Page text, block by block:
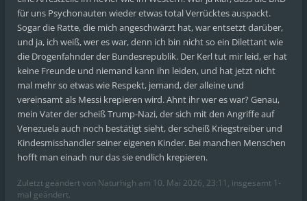
für uns Psychonauten wieder etwas total Verrücktes auspackt.
Sogar die Ratte, die mich angeschwärzt hat, war entsetzt darüber,
und ja, ich weiß, wer es war, denn ich bin nicht so ein Dilettant wie
die Drogenfahnder der Bundesrepublik. Der Kerl tut mir leid, er hat
keine Freunde und niemand kann ihn leiden, und hat jetzt nicht
mal mehr so etwas wie Respekt, jemand, der alleine und
vereinsamt als Messi krepieren wird. Ahnt ihr wer es war? Genau,
mein Vater der scheiß Trump-Nazi, der sich mit den Angriffe auf
Venezuela auch noch bestätigt sieht, der scheiß Kriegstreiber und
Kindesmisshandler seiner eigenen Kinder. Bei manchen Menschen
hofft man einach nur das sie endlich krepieren.
Zuletzt geändert von Naturhigh am 10. Mai 2026, 23:11, insgesamt 1-
mal geändert.